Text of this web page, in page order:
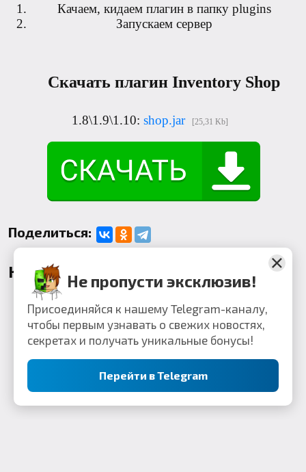
Качаем, кидаем плагин в папку plugins
Запускаем сервер
Скачать плагин Inventory Shop
1.8\1.9\1.10: shop.jar [25,31 Kb]
Поделиться:
Комментарии
Не пропусти эксклюзив!
Присоединяйся к нашему Telegram-каналу,
чтобы первым узнавать о свежих новостях,
секретах и получать уникальные бонусы!
Перейти в Telegram